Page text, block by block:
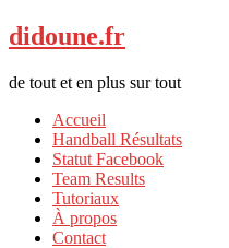
didoune.fr
de tout et en plus sur tout
Accueil
Handball Résultats
Statut Facebook
Team Results
Tutoriaux
À propos
Contact